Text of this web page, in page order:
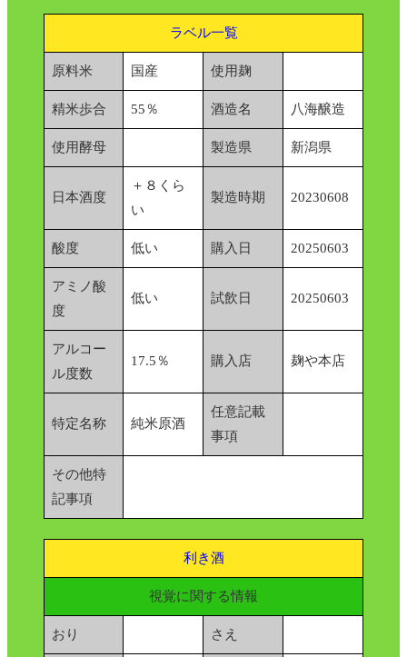
ラベル一覧
原料米 国産 使用麹
精米歩合 55％ 酒造名 八海醸造
使用酵母 製造県 新潟県
日本酒度
＋８くら
い
製造時期 20230608
酸度 低い 購入日 20250603
アミノ酸
度
低い 試飲日 20250603
アルコー
ル度数
17.5％ 購入店 麹や本店
特定名称 純米原酒
任意記載
事項
その他特
記事項
利き酒
視覚に関する情報
おり さえ